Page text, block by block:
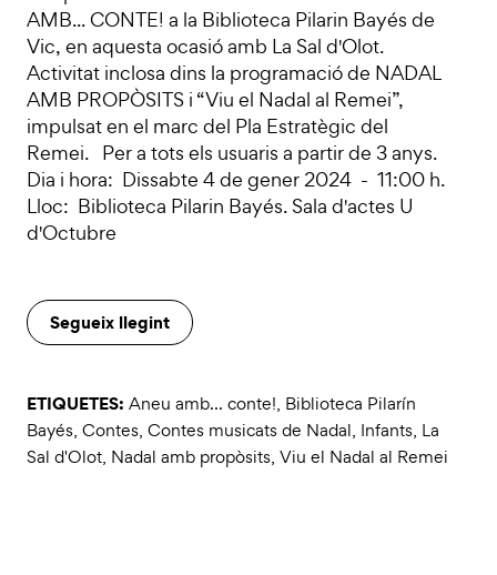
AMB... CONTE! a la Biblioteca Pilarin Bayés de
Vic, en aquesta ocasió amb La Sal d'Olot.
Activitat inclosa dins la programació de NADAL
AMB PROPÒSITS i “Viu el Nadal al Remei”,
impulsat en el marc del Pla Estratègic del
Remei. Per a tots els usuaris a partir de 3 anys.
Dia i hora: Dissabte 4 de gener 2024 - 11:00 h.
Lloc: Biblioteca Pilarin Bayés. Sala d'actes U
d'Octubre
Segueix llegint
ETIQUETES: Aneu amb... conte!, Biblioteca Pilarín
Bayés, Contes, Contes musicats de Nadal, Infants, La
Sal d'Olot, Nadal amb propòsits, Viu el Nadal al Remei